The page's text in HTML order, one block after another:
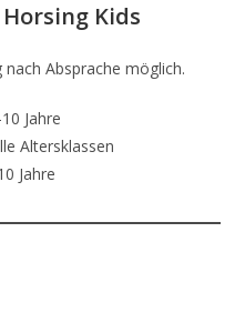
Kids
Absprache möglich.
Jahre
Altersklassen
Jahre